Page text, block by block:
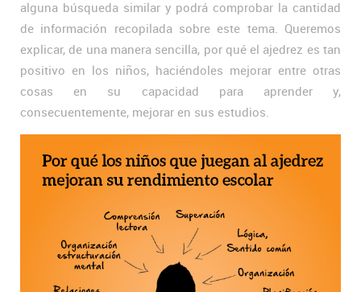
alguna búsqueda similar y podrá comprobar la cantidad
de información recopilada sobre este tema. Queremos
explicar, de una manera sencilla, por qué el ajedrez es tan
positivo en los niños, haciéndoles mejorar entre otras
cosas en su capacidad para aprender y,
consecuentemente, mejorar en sus estudios.